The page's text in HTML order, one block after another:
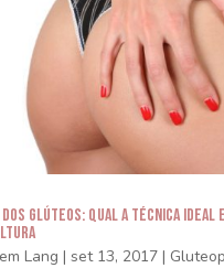
dos Glúteos: Qual a técnica
Lang | set 13, 2017|